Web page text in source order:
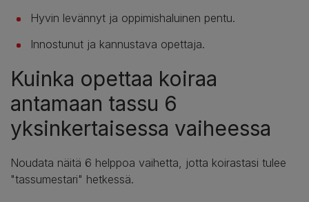
Hyvin levännyt ja oppimishaluinen pentu.
Innostunut ja kannustava opettaja.
Kuinka opettaa koiraa
antamaan tassu 6
yksinkertaisessa vaiheessa
Noudata näitä 6 helppoa vaihetta, jotta koirastasi tulee
"tassumestari" hetkessä.